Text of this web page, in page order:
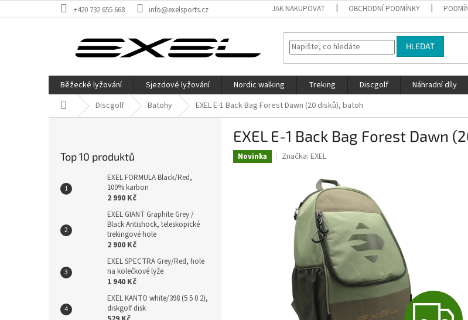
na
+420 732 655 668 info@exelsports.cz JAK NAKUPOVAT OBCHODNÍ PODMÍNKY
HLEDAT
Běžecké lyžování Sjezdové lyžování Nordic walking Treking Discgolf Náhradní díly
Domů Discgolf Batohy EXEL E-1 Back Bag Forest Dawn (20 disků), batoh
Top 10 produktů
EXEL FORMULA Black/Red,
100% karbon
2 990 Kč
EXEL GIANT Graphite Grey /
Black Antishock, teleskopické
trekingové hole
2 900 Kč
EXEL SPECTRA Grey/Red, hole
na kolečkové lyže
1 940 Kč
EXEL KANTO white/398 (5 5 0 2),
diskgolf disk
EXEL E-1 Back Bag Forest Dawn
Novinka Značka: EXEL